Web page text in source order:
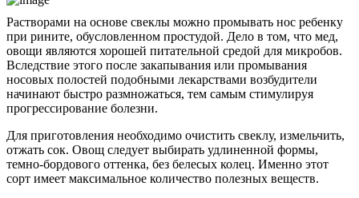
Растворами на основе свеклы можно промывать нос ребенку
при рините, обусловленном простудой. Дело в том, что мед,
овощи являются хорошей питательной средой для микробов.
Вследствие этого после закапывания или промывания
носовых полостей подобными лекарствами возбудители
начинают быстро размножаться, тем самым стимулируя
прогрессирование болезни.
Для приготовления необходимо очистить свеклу, измельчить,
отжать сок. Овощ следует выбирать удлиненной формы,
темно-бордового оттенка, без белесых колец. Именно этот
сорт имеет максимальное количество полезных веществ.